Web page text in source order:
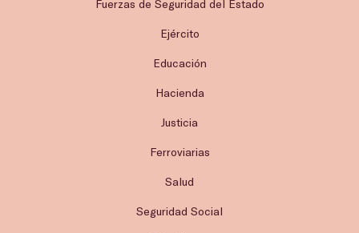
Fuerzas de Seguridad del Estado
Ejército
Educación
Hacienda
Justicia
Ferroviarias
Salud
Seguridad Social